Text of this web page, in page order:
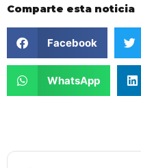
Comparte esta noticia
Facebook
WhatsApp